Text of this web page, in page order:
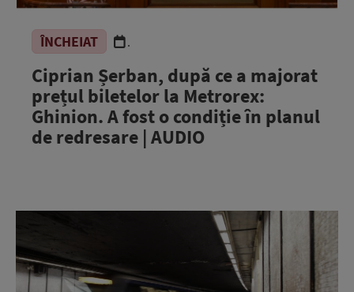
ÎNCHEIAT .
Ciprian Șerban, după ce a majorat
prețul biletelor la Metrorex:
Ghinion. A fost o condiție în planul
de redresare | AUDIO